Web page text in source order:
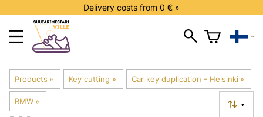
Delivery costs from 0 € »
Products ‪» Key cutting ‪» Car key duplication - Helsinki ‪»
BMW ‪» ▼